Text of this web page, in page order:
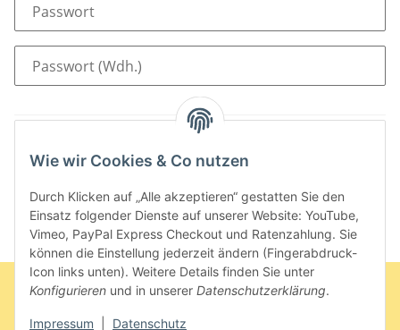
Passwort
Passwort (Wdh.)
Bitte beachten Sie unsere Datenschutzerklärung
Kundendaten abschicken
Wie wir Cookies & Co nutzen
Durch Klicken auf „Alle akzeptieren“ gestatten Sie den
Einsatz folgender Dienste auf unserer Website: YouTube,
Vimeo, PayPal Express Checkout und Ratenzahlung. Sie
können die Einstellung jederzeit ändern (Fingerabdruck-
Icon links unten). Weitere Details finden Sie unter
Konfigurieren und in unserer Datenschutzerklärung.
Impressum Datenschutz